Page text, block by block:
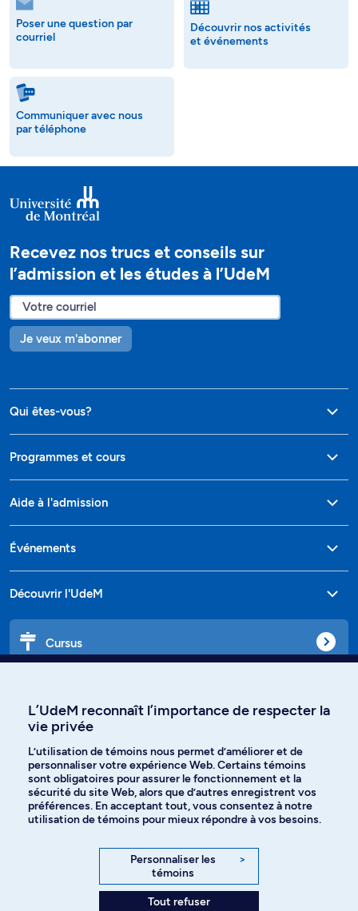
Poser une question par
courriel
Découvrir nos activités
et événements
Communiquer avec nous
par téléphone
Recevez nos trucs et conseils sur
l’admission et les études à l’UdeM
Je veux m'abonner
Qui êtes-vous?
Programmes et cours
Aide à l'admission
Événements
Découvrir l'UdeM
Cursus
Langues
Facebook Instagram
YouTube
L’UdeM reconnaît l’importance de respecter la
vie privée
L’utilisation de témoins nous permet d’améliorer et de
personnaliser votre expérience Web. Certains témoins
sont obligatoires pour assurer le fonctionnement et la
sécurité du site Web, alors que d’autres enregistrent vos
préférences. En acceptant tout, vous consentez à notre
utilisation de témoins pour mieux répondre à vos besoins.
Personnaliser les
témoins
>
Tout refuser